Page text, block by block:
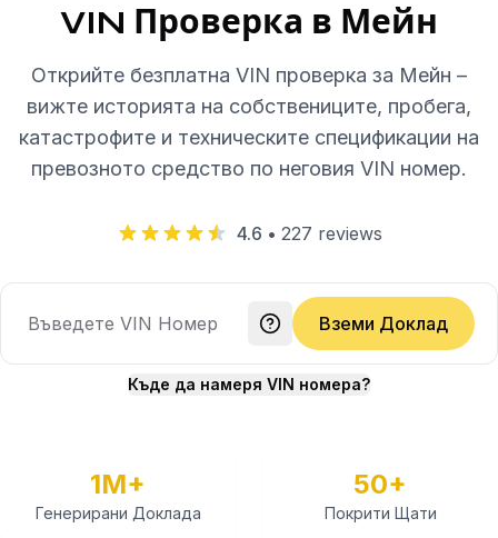
VIN Проверка в Мейн
Открийте безплатна VIN проверка за Мейн –
вижте историята на собствениците, пробега,
катастрофите и техническите спецификации на
превозното средство по неговия VIN номер.
4.6 • 227 reviews
Вземи Доклад
Къде да намеря VIN номера?
1M+
Генерирани Доклада
50+
Покрити Щати